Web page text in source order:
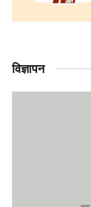
विज्ञापन